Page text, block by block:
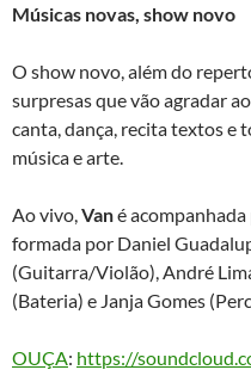
Músicas novas, show novo
O show novo, além do
surpresas que vão agradar
canta, dança, recita textos e
música e arte.
Ao vivo, Vané
formada por Daniel
(Guitarra/Violão), André
(Bateria) e Janja Gomes
OUÇA: https://